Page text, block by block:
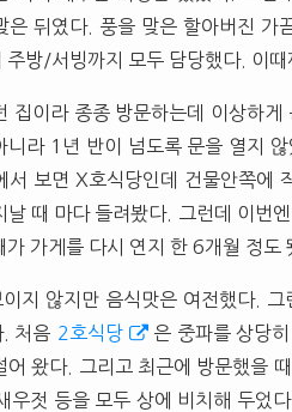
은 뒤였다. 풍을 맞은 할아버진 가
주방/서빙까지 모두 담당했다. 이
집이라 종종 방문하는데 이상하
니라 1년 반이 넘도록 문을 열지
서 보면 X호식당인데 건물안쪽에
날 때 마다 들려봤다. 그런데 이번
가 가게를 다시 연지 한 6개월 정도
지 않지만 음식맛은 여전했다.
. 처음 2호식당
은 중파를 상당
어 왔다. 그리고 최근에 방문했을
우젓 등을 모두 상에 비치해 두었